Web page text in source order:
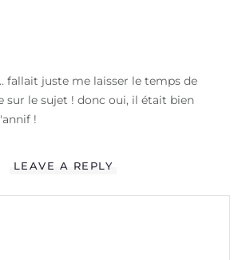
fallait juste me laisser le temps de
sur le sujet ! donc oui, il était bien
!
LEAVE A REPLY